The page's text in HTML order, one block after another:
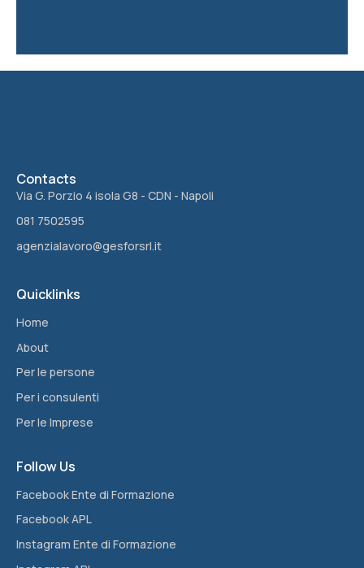
Contacts
Via G. Porzio 4 isola G8 - CDN - Napoli
081 7502595
agenzialavoro@gesforsrl.it
Quicklinks
Home
About
Per le persone
Per i consulenti
Per le Imprese
Follow Us
Facebook Ente di Formazione
Facebook APL
Instagram Ente di Formazione